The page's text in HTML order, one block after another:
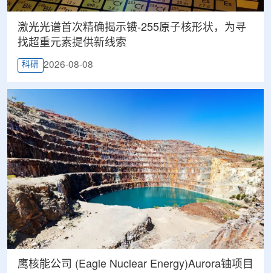
激光光谱首次精确揭示镄-255原子核形状，为寻
找超重元素提供新线索
科研 2026-08-08
鹰核能公司 (Eagle Nuclear Energy)Aurora铀项目